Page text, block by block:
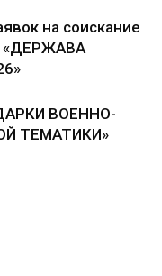
на соискание
«ДЕРЖАВА
ВОЕННО-
ТЕМАТИКИ»